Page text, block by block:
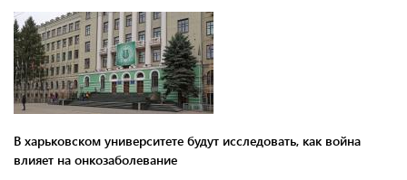
В харьковском университете будут исследовать, как война
влияет на онкозаболевание